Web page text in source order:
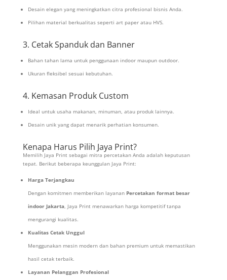
Desain elegan yang meningkatkan citra profesional bisnis Anda.
Pilihan material berkualitas seperti art paper atau HVS.
3. Cetak Spanduk dan Banner
Bahan tahan lama untuk penggunaan indoor maupun outdoor.
Ukuran fleksibel sesuai kebutuhan.
4. Kemasan Produk Custom
Ideal untuk usaha makanan, minuman, atau produk lainnya.
Desain unik yang dapat menarik perhatian konsumen.
Kenapa Harus Pilih Jaya Print?
Memilih Jaya Print sebagai mitra percetakan Anda adalah keputusan
tepat. Berikut beberapa keunggulan Jaya Print:
Harga Terjangkau
Dengan komitmen memberikan layanan Percetakan format besar
indoor Jakarta, Jaya Print menawarkan harga kompetitif tanpa
mengurangi kualitas.
Kualitas Cetak Unggul
Menggunakan mesin modern dan bahan premium untuk memastikan
hasil cetak terbaik.
Layanan Pelanggan Profesional